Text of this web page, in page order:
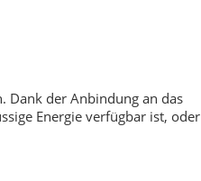
Dank der Anbindung an das
Energie verfügbar ist, oder